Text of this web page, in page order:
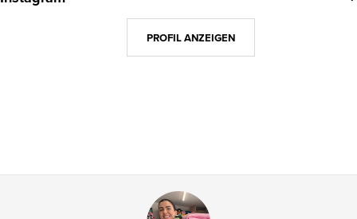
PROFIL ANZEIGEN